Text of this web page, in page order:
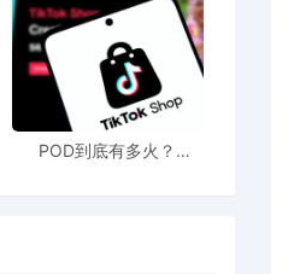
POD到底有多火？